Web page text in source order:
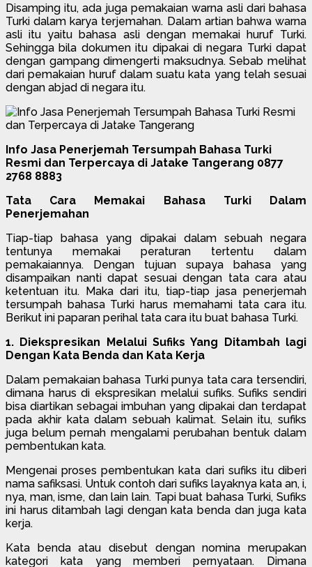
Disamping itu, ada juga pemakaian warna asli dari bahasa
Turki dalam karya terjemahan. Dalam artian bahwa warna
asli itu yaitu bahasa asli dengan memakai huruf Turki.
Sehingga bila dokumen itu dipakai di negara Turki dapat
dengan gampang dimengerti maksudnya. Sebab melihat
dari pemakaian huruf dalam suatu kata yang telah sesuai
dengan abjad di negara itu.
Info Jasa Penerjemah Tersumpah Bahasa Turki
Resmi dan Terpercaya di Jatake Tangerang 0877
2768 8883
Tata Cara Memakai Bahasa Turki Dalam
Penerjemahan
Tiap-tiap bahasa yang dipakai dalam sebuah negara
tentunya memakai peraturan tertentu dalam
pemakaiannya. Dengan tujuan supaya bahasa yang
disampaikan nanti dapat sesuai dengan tata cara atau
ketentuan itu. Maka dari itu, tiap-tiap jasa penerjemah
tersumpah bahasa Turki harus memahami tata cara itu.
Berikut ini paparan perihal tata cara itu buat bahasa Turki.
1. Diekspresikan Melalui Sufiks Yang Ditambah lagi
Dengan Kata Benda dan Kata Kerja
Dalam pemakaian bahasa Turki punya tata cara tersendiri,
dimana harus di ekspresikan melalui sufiks. Sufiks sendiri
bisa diartikan sebagai imbuhan yang dipakai dan terdapat
pada akhir kata dalam sebuah kalimat. Selain itu, sufiks
juga belum pernah mengalami perubahan bentuk dalam
pembentukan kata.
Mengenai proses pembentukan kata dari sufiks itu diberi
nama safiksasi. Untuk contoh dari sufiks layaknya kata an, i,
nya, man, isme, dan lain lain. Tapi buat bahasa Turki, Sufiks
ini harus ditambah lagi dengan kata benda dan juga kata
kerja.
Kata benda atau disebut dengan nomina merupakan
kategori kata yang memberi pernyataan. Dimana